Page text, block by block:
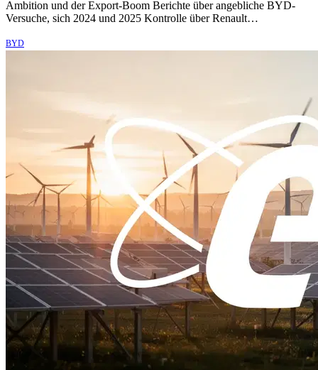
Ambition und der Export-Boom Berichte über angebliche BYD-
Versuche, sich 2024 und 2025 Kontrolle über Renault…
BYD